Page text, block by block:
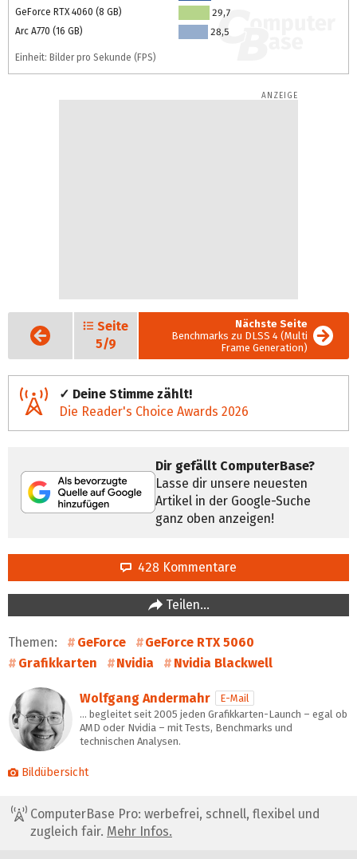
GeForce RTX 4060 (8 GB)
29,7
Arc A770 (16 GB)
28,5
Einheit: Bilder pro Sekunde (FPS)
Vorige
Seite
Seite
5/9
Nächste Seite
Benchmarks zu DLSS 4 (Multi
Frame Generation)
✓ Deine Stimme zählt!
Die Reader's Choice Awards 2026
Dir gefällt ComputerBase?
Lasse dir unsere neuesten
Artikel in der Google-Suche
ganz oben anzeigen!
428 Kommentare
Teilen…
Themen: GeForce
GeForce RTX 5060
Grafikkarten
Nvidia Nvidia Blackwell
Wolfgang Andermahr
E-Mail
… begleitet seit 2005 jeden Grafikkarten-Launch – egal ob
AMD oder Nvidia – mit Tests, Benchmarks und
technischen Analysen.
Bildübersicht
ComputerBase Pro: werbefrei, schnell, flexibel und
zugleich fair. Mehr Infos.